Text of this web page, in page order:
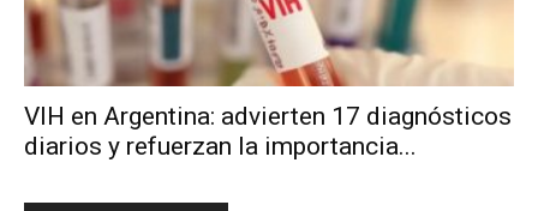
VIH en Argentina: advierten 17 diagnósticos
diarios y refuerzan la importancia...